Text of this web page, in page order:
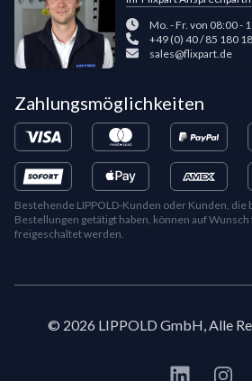
Mo. - Fr. von 08:00 -
+49 (0) 40 / 85 180
sales@flixpart.de
Zahlungsmöglichkeiten
Bestehende LIPPOLD-Kunden oder Kunden, die
Bestellungen getätigt haben, können auf
freigeschaltet werden.
© 2026 LIPPOLD GmbH, Alle
LinkedIn